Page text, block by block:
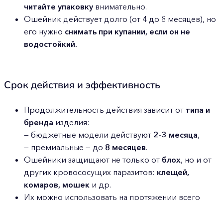
читайте упаковку внимательно.
Ошейник действует долго (от 4 до 8 месяцев), но
его нужно снимать при купании, если он не
водостойкий.
Срок действия и эффективность
Продолжительность действия зависит от типа и
бренда изделия:
— бюджетные модели действуют 2–3 месяца,
— премиальные — до 8 месяцев.
Ошейники защищают не только от блох, но и от
других кровососущих паразитов: клещей,
комаров, мошек и др.
Их можно использовать на протяжении всего